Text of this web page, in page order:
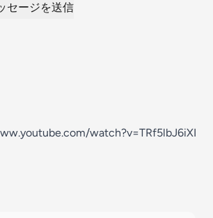
セージを送信
watch?v=TRf5lbJ6iXI